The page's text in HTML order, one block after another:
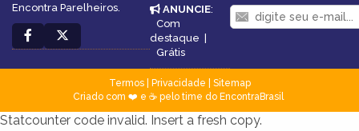
Encontra Parelheiros.
ANUNCIE:
Com
destaque |
Grátis
Termos| Privacidade
Sitemap
Criado com ❤️ e ☕ pelo time do EncontraBrasil
Statcounter code invalid. Insert a fresh copy.